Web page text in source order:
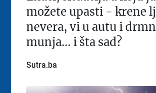
možete upasti - krene
nevera, vi u autu i
munja... i šta sad?
Sutra.ba